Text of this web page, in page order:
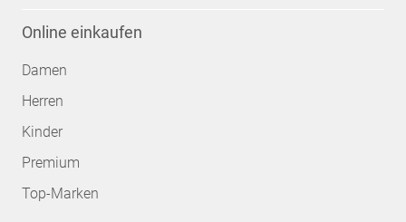
Online einkaufen
Damen
Herren
Kinder
Premium
Top-Marken